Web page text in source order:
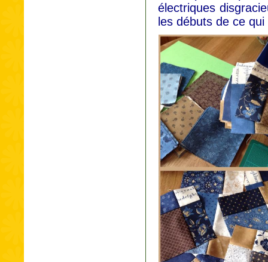
électriques
les débuts de ce